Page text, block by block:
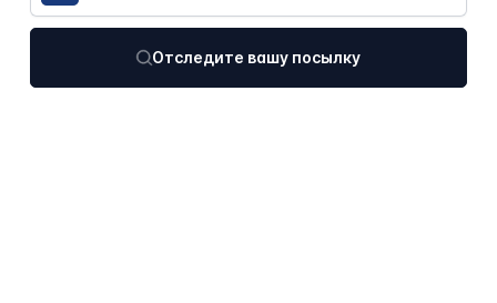
Отследите вашу посылку